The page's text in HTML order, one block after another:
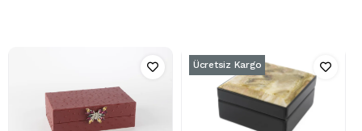
Ücretsiz Kargo